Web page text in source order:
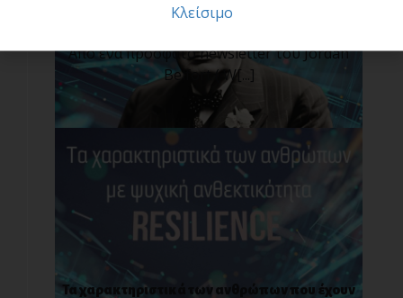
Επιχειρηματικότητας σε ένα ψηφιακό κόσμο
Από ένα πρόσφατο newsletter του Jordan
Belfort ( W[...]
Τα χαρακτηριστικά των ανθρώπων που έχουν
Κλείσιμο